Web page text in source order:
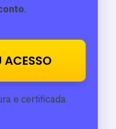
.
ACESSO
e certificada